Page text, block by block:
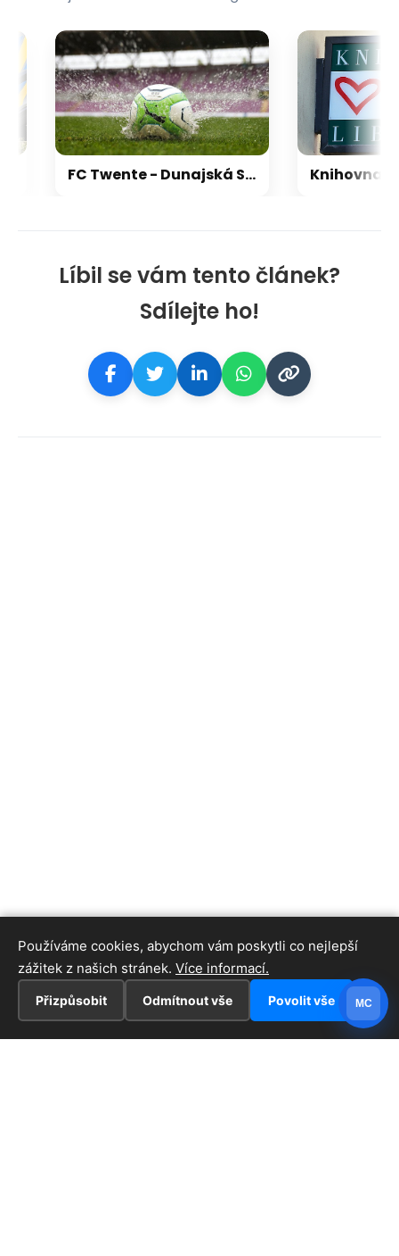
Líbil se vám tento článek?
Sdílejte ho!
FC Twente - Dunajská Streda v TV: Kde sledovat 3. předkolo KL živě
Používáme cookies, abychom vám poskytli co nejlepší
zážitek z našich stránek. Více informací.
Přizpůsobit Odmítnout vše Povolit vše MC